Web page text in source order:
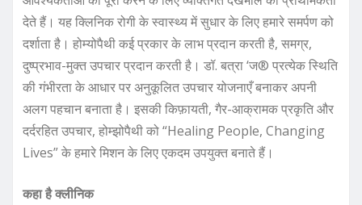
देते हैं। यह क्लिनिक रोगी के स्वास्थ्य में सुधार के लिए हमारे समर्पण को
दर्शाता है। होम्योपैथी कई प्रकार के लाभ प्रदान करती है, समग्र,
दुष्प्रभाव-मुक्त उपचार प्रदान करती है। डॉ. बत्रा ‘ज® प्रत्येक स्थिति
की गंभीरता के आधार पर अनुकूलित उपचार योजनाएँ बनाकर अपनी
अलग पहचान बनाता है। इसकी किफ़ायती, गैर-आक्रामक प्रकृति और
दर्दरहित उपचार, होम्झोपैथी को “Healing People, Changing
Lives” के हमारे मिशन के लिए एकदम उपयुक्त बनाते हैं।
कहा है क्लीनिक